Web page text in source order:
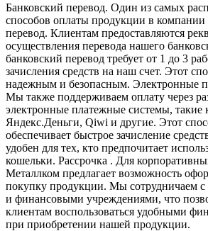
Банковский перевод. Один из самых
способов оплаты продукции в компании
перевод. Клиентам предоставляются
осуществления перевода нашего
банковский перевод требует от 1 до 3
зачисления средств на наш счет. Этот
надежным и безопасным. Электронные
Мы также поддерживаем оплату через
электронные платежные системы, такие
Яндекс.Деньги, Qiwi и другие. Этот
обеспечивает быстрое зачисление
удобен для тех, кто предпочитает
кошельки. Рассрочка . Для
Металлком предлагает возможность
покупку продукции. Мы сотрудничаем
и финансовыми учреждениями, что
клиентам воспользоваться удобными
при приобретении нашей продукции.